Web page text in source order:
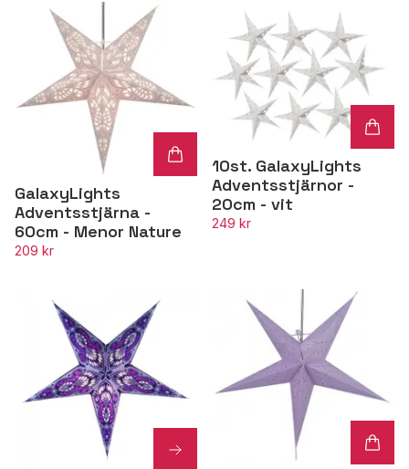
GalaxyLights
Adventsstjärna -
60cm - Menor Nature
209 kr
10st. GalaxyLights
Adventsstjärnor -
20cm - vit
249 kr